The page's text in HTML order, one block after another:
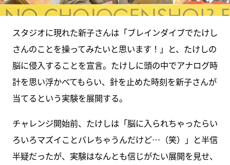
スタジオに現れた新子さんは「ブレインダイブでたけし
さんのことを操ってみたいと思います！」と、たけしの
脳に侵入することを宣言。たけしに頭の中でアナログ時
計を思い浮かべてもらい、針を止めた時刻を新子さんが
当てるという実験を展開する。
チャレンジ開始前、たけしは「脳に入られちゃったらい
ろいろマズイことバレちゃうんだけど…（笑）」と半信
半疑だったが、実験はなんとも信じがたい展開を見せ、